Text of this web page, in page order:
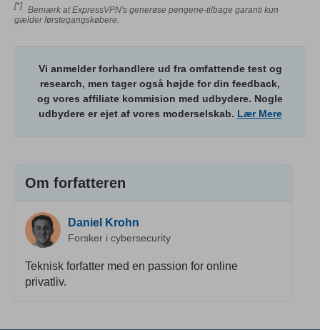
[*] Bemærk at ExpressVPN's generøse pengene-tilbage garanti kun
gælder førstegangskøbere.
Vi anmelder forhandlere ud fra omfattende test og
research, men tager også højde for din feedback,
og vores affiliate kommision med udbydere. Nogle
udbydere er ejet af vores moderselskab. Lær Mere
Om forfatteren
Daniel Krohn
Forsker i cybersecurity
Teknisk forfatter med en passion for online
privatliv.